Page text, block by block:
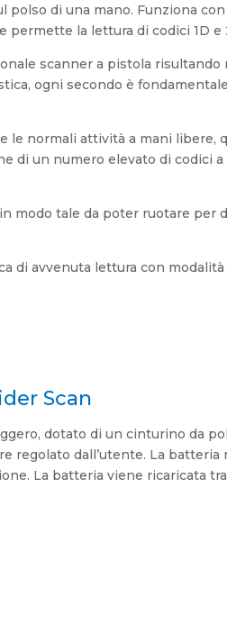
di una mano. Funziona
la lettura di codici 1D e
scanner a pistola risultando
ogni secondo è
le normali attività a mani libere,
di un numero elevato di codici a
modo tale da poter ruotare per
di avvenuta lettura con modalità
Scan
dotato di un cinturino da
regolato dall’utente. La batteria
La batteria viene ricaricata